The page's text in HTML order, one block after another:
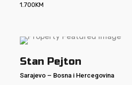
1.700KM
Stan Pejton
Sarajevo – Bosna i Hercegovina